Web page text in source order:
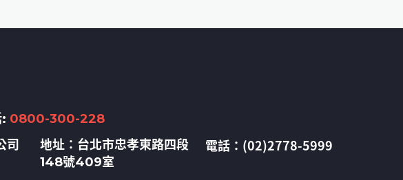
0800-300-228
司
地址： 台北市忠孝東路四段
148號409室
電話：(02)2778-5999